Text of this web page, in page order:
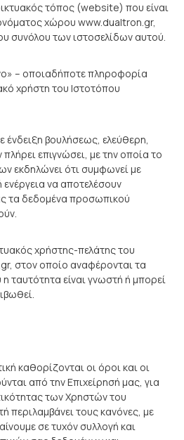
τόπος (website) που είναι
χώρου www.dualtron.gr,
συνόλου των ιστοσελίδων αυτού.
– οποιαδήποτε πληροφορία
χρήστη του Ιστοτόπου
ένδειξη βουλήσεως, ελεύθερη,
πλήρει επιγνώσει, με την οποία το
εκδηλώνει ότι συμφωνεί με
να αποτελέσουν
τα δεδομένα προσωπικού
χρήστης-πελάτης του
στον οποίο αναφέρονται τα
ταυτότητα είναι γνωστή ή μπορεί
καθορίζονται οι όροι και οι
από την Επιχείρησή μας, για
των Χρηστών του
περιλαμβάνει τους κανόνες, με
σε τυχόν συλλογή και